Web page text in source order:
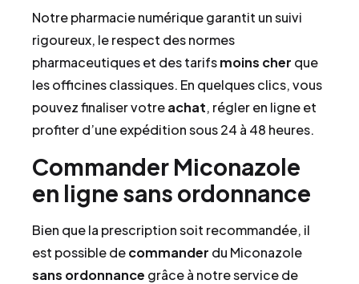
Notre pharmacie numérique garantit un suivi
rigoureux, le respect des normes
pharmaceutiques et des tarifsmoins cher que
les officines classiques. En quelques clics, vous
pouvez finaliser votreachat, régler en ligne et
profiter d’une expédition sous 24 à 48 heures.
Commander Miconazole
en ligne sans ordonnance
Bien que la prescription soit recommandée, il
est possible decommander du Miconazole
sans ordonnance grâce à notre service de